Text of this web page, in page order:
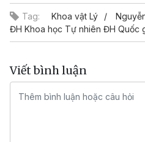
Tag: Khoa vật Lý
ĐH Khoa học Tự nhiên ĐH Quốc
Viết bình luận